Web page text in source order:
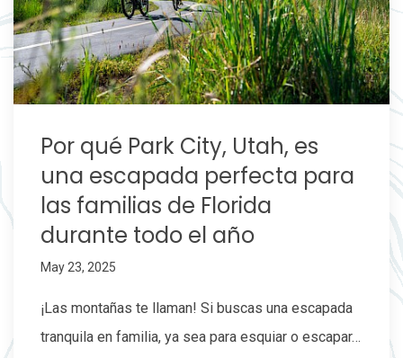
Por qué Park City, Utah, es
una escapada perfecta para
las familias de Florida
durante todo el año
May 23, 2025
¡Las montañas te llaman! Si buscas una escapada
tranquila en familia, ya sea para esquiar o escapar…